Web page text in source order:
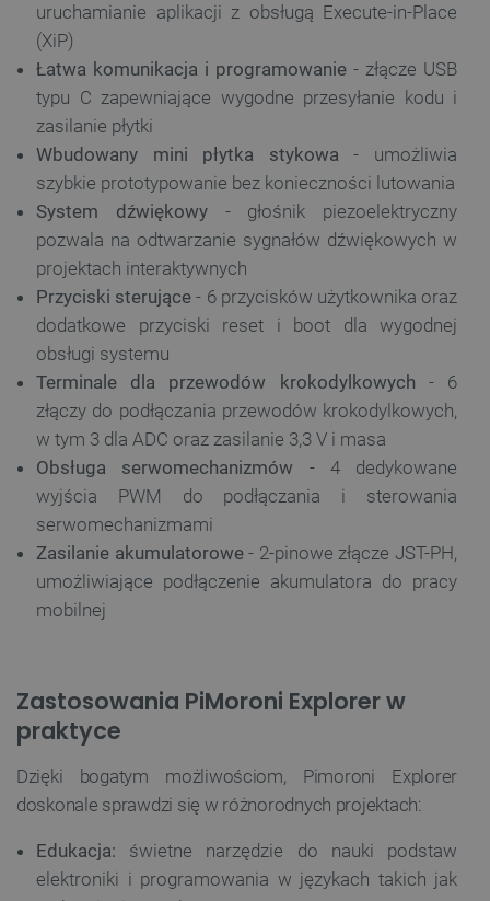
uruchamianie aplikacji z obsługą Execute-in-Place
(XiP)
Łatwa komunikacja i programowanie - złącze USB
typu C zapewniające wygodne przesyłanie kodu i
zasilanie płytki
Wbudowany mini płytka stykowa - umożliwia
szybkie prototypowanie bez konieczności lutowania
System dźwiękowy- głośnik piezoelektryczny
pozwala na odtwarzanie sygnałów dźwiękowych w
projektach interaktywnych
Przyciski sterujące - 6 przycisków użytkownika oraz
dodatkowe przyciski reset i boot dla wygodnej
obsługi systemu
Terminale dla przewodów krokodylkowych - 6
złączy do podłączania przewodów krokodylkowych,
w tym 3 dla ADC oraz zasilanie 3,3 V i masa
Obsługa serwomechanizmów - 4 dedykowane
wyjścia PWM do podłączania i sterowania
serwomechanizmami
Zasilanie akumulatorowe- 2-pinowe złącze JST-PH,
umożliwiające podłączenie akumulatora do pracy
mobilnej
Zastosowania PiMoroni Explorer w
praktyce
Dzięki bogatym możliwościom, Pimoroni Explorer
doskonale sprawdzi się w różnorodnych projektach:
Edukacja: świetne narzędzie do nauki podstaw
elektroniki i programowania w językach takich jak